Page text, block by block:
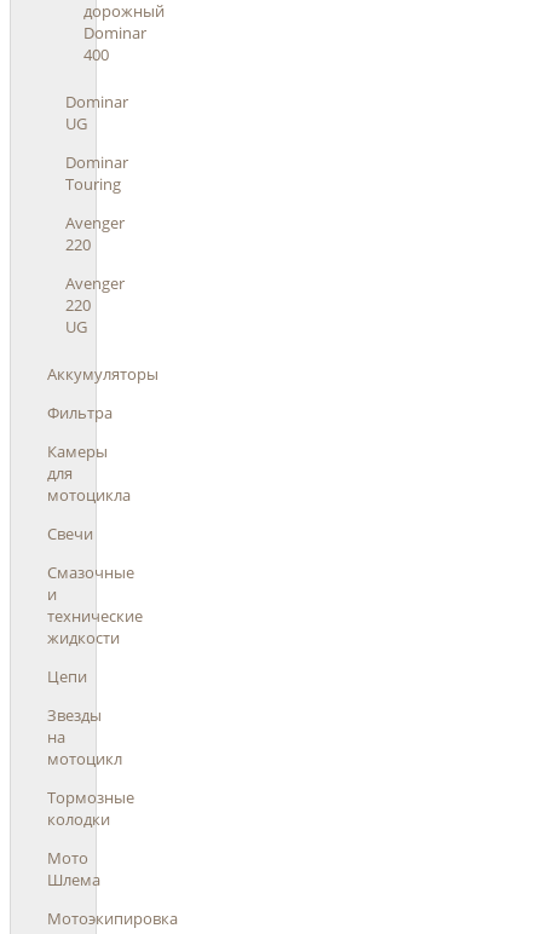
дорожный
Dominar
400
Dominar
UG
Dominar
Touring
Avenger
220
Avenger
220
UG
Аккумуляторы
Фильтра
Камеры
для
мотоцикла
Свечи
Смазочные
и
технические
жидкости
Цепи
Звезды
на
мотоцикл
Тормозные
колодки
Мото
Шлема
Мотоэкипировка